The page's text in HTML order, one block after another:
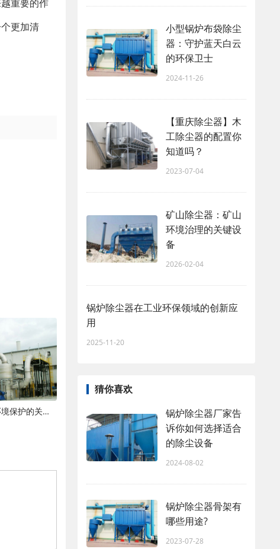
重要的作
更加清
矿山除尘器：矿山安全生产与环境保护的关键装备
小型锅炉布袋除尘
器：守护蓝天白云
的环保卫士
2024-11-26
【重庆除尘器】木
工除尘器的配置你
知道吗？
2023-07-04
矿山除尘器：矿山
环境治理的关键设
备
2026-02-04
锅炉除尘器在工业环保领域的创新应
用
2025-11-20
猜你喜欢
锅炉除尘器厂家告
诉你如何选择适合
的除尘设备
2024-08-02
锅炉除尘器骨架有
哪些用途?
2023-07-28